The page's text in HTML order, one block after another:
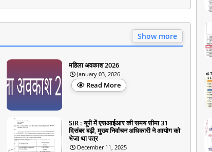
Show more
महिला अवकाश 2026
January 03, 2026
Read More
SIR : यूपी में एसआईआर की समय सीमा 31
दिसंबर बढ़ी, मुख्य निर्वाचन अधिकारी ने आयोग को
भेजा था पत्र
December 11, 2025